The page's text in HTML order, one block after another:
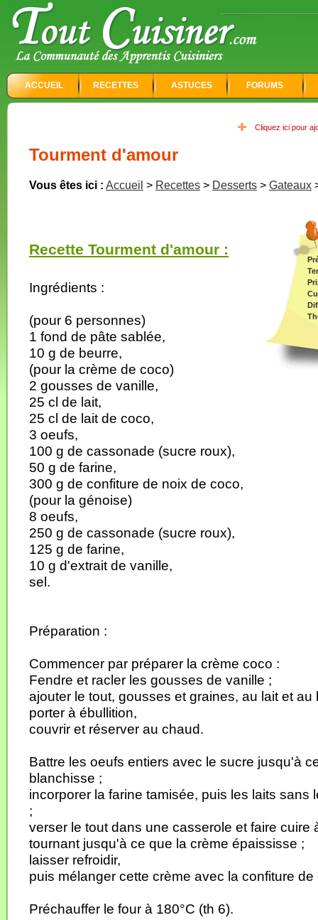
ACCUEIL RECETTES ASTUCES FORUMS
Cliquez ici pour
Tourment d'amour
Vous êtes ici : Accueil > Recettes > Desserts > Gateaux
Recette Tourment d'amour :
Ingrédients :
(pour 6 personnes)
1 fond de pâte sablée,
10 g de beurre,
(pour la crème de coco)
2 gousses de vanille,
25 cl de lait,
25 cl de lait de coco,
3 oeufs,
100 g de cassonade (sucre roux),
50 g de farine,
300 g de confiture de noix de coco,
(pour la génoise)
8 oeufs,
250 g de cassonade (sucre roux),
125 g de farine,
10 g d'extrait de vanille,
sel.
Préparation :
Commencer par préparer la crème coco :
Fendre et racler les gousses de vanille ;
ajouter le tout, gousses et graines, au lait et au
porter à ébullition,
couvrir et réserver au chaud.
Battre les oeufs entiers avec le sucre jusqu'à
blanchisse ;
incorporer la farine tamisée, puis les laits sans
;
verser le tout dans une casserole et faire cuire
tournant jusqu'à ce que la crème épaississe ;
laisser refroidir,
puis mélanger cette crème avec la confiture de
Préchauffer le four à 180°C (th 6).